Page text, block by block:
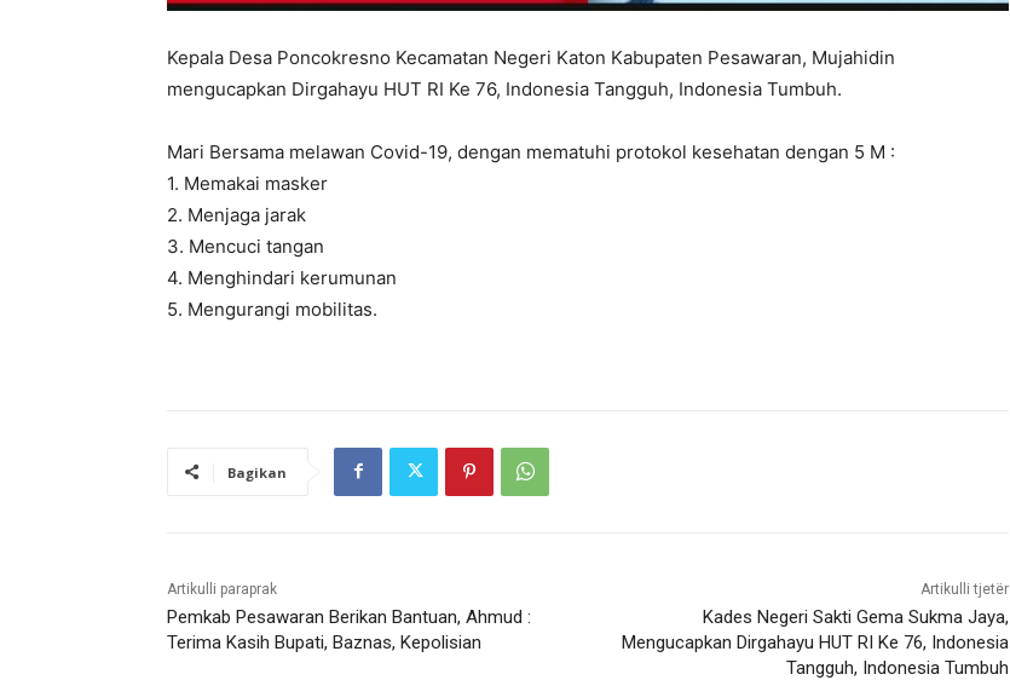
Kepala Desa Poncokresno Kecamatan Negeri Katon Kabupaten Pesawaran, Mujahidin
mengucapkan Dirgahayu HUT RI Ke 76, Indonesia Tangguh, Indonesia Tumbuh.
Mari Bersama melawan Covid-19, dengan mematuhi protokol kesehatan dengan 5 M :
1. Memakai masker
2. Menjaga jarak
3. Mencuci tangan
4. Menghindari kerumunan
5. Mengurangi mobilitas.
Bagikan
Artikulli paraprak
Pemkab Pesawaran Berikan Bantuan, Ahmud :
Terima Kasih Bupati, Baznas, Kepolisian
Artikulli tjetër
Kades Negeri Sakti Gema Sukma Jaya,
Mengucapkan Dirgahayu HUT RI Ke 76, Indonesia
Tangguh, Indonesia Tumbuh